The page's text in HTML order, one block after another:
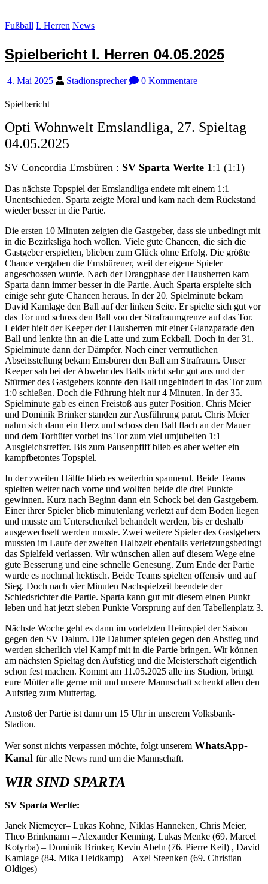
Fußball I. Herren News
Spielbericht I. Herren 04.05.2025
4. Mai 2025 Stadionsprecher 0 Kommentare
Spielbericht
Opti Wohnwelt Emslandliga, 27. Spieltag
04.05.2025
SV Concordia Emsbüren : SV Sparta Werlte 1:1 (1:1)
Das nächste Topspiel der Emslandliga endete mit einem 1:1
Unentschieden. Sparta zeigte Moral und kam nach dem Rückstand
wieder besser in die Partie.
Die ersten 10 Minuten zeigten die Gastgeber, dass sie unbedingt mit
in die Bezirksliga hoch wollen. Viele gute Chancen, die sich die
Gastgeber erspielten, blieben zum Glück ohne Erfolg. Die größte
Chance vergaben die Emsbürener, weil der eigene Spieler
angeschossen wurde. Nach der Drangphase der Hausherren kam
Sparta dann immer besser in die Partie. Auch Sparta erspielte sich
einige sehr gute Chancen heraus. In der 20. Spielminute bekam
David Kamlage den Ball auf der linken Seite. Er spielte sich gut vor
das Tor und schoss den Ball von der Strafraumgrenze auf das Tor.
Leider hielt der Keeper der Hausherren mit einer Glanzparade den
Ball und lenkte ihn an die Latte und zum Eckball. Doch in der 31.
Spielminute dann der Dämpfer. Nach einer vermutlichen
Abseitsstellung bekam Emsbüren den Ball am Strafraum. Unser
Keeper sah bei der Abwehr des Balls nicht sehr gut aus und der
Stürmer des Gastgebers konnte den Ball ungehindert in das Tor zum
1:0 schießen. Doch die Führung hielt nur 4 Minuten. In der 35.
Spielminute gab es einen Freistoß aus guter Position. Chris Meier
und Dominik Brinker standen zur Ausführung parat. Chris Meier
nahm sich dann ein Herz und schoss den Ball flach an der Mauer
und dem Torhüter vorbei ins Tor zum viel umjubelten 1:1
Ausgleichstreffer. Bis zum Pausenpfiff blieb es aber weiter ein
kampfbetontes Topspiel.
In der zweiten Hälfte blieb es weiterhin spannend. Beide Teams
spielten weiter nach vorne und wollten beide die drei Punkte
gewinnen. Kurz nach Beginn dann ein Schock bei den Gastgebern.
Einer ihrer Spieler blieb minutenlang verletzt auf dem Boden liegen
und musste am Unterschenkel behandelt werden, bis er deshalb
ausgewechselt werden musste. Zwei weitere Spieler des Gastgebers
mussten im Laufe der zweiten Halbzeit ebenfalls verletzungsbedingt
das Spielfeld verlassen. Wir wünschen allen auf diesem Wege eine
gute Besserung und eine schnelle Genesung. Zum Ende der Partie
wurde es nochmal hektisch. Beide Teams spielten offensiv und auf
Sieg. Doch nach vier Minuten Nachspielzeit beendete der
Schiedsrichter die Partie. Sparta kann gut mit diesem einen Punkt
leben und hat jetzt sieben Punkte Vorsprung auf den Tabellenplatz 3.
Nächste Woche geht es dann im vorletzten Heimspiel der Saison
gegen den SV Dalum. Die Dalumer spielen gegen den Abstieg und
werden sicherlich viel Kampf mit in die Partie bringen. Wir können
am nächsten Spieltag den Aufstieg und die Meisterschaft eigentlich
schon fest machen. Kommt am 11.05.2025 alle ins Stadion, bringt
eure Mütter alle gerne mit und unsere Mannschaft schenkt allen den
Aufstieg zum Muttertag.
Anstoß der Partie ist dann um 15 Uhr in unserem Volksbank-
Stadion.
Wer sonst nichts verpassen möchte, folgt unserem WhatsApp-
Kanal für alle News rund um die Mannschaft.
WIR SIND SPARTA
SV Sparta Werlte:
Janek Niemeyer– Lukas Kohne, Niklas Hanneken, Chris Meier,
Theo Brinkmann – Alexander Kenning, Lukas Menke (69. Marcel
Kotyrba) – Dominik Brinker, Kevin Abeln (76. Pierre Keil) , David
Kamlage (84. Mika Heidkamp) – Axel Steenken (69. Christian
Oldiges)